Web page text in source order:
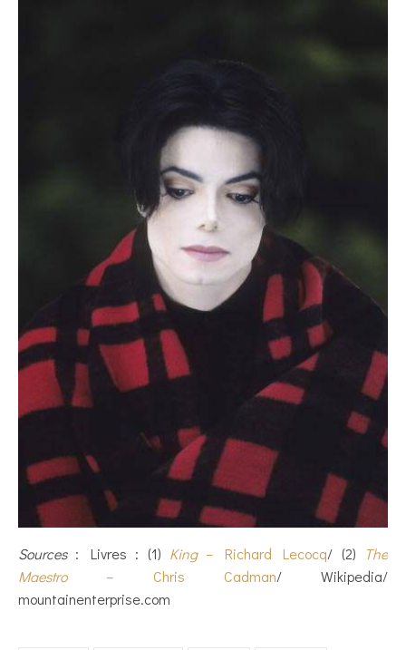
Sources: Livres : (1) King– Richard Lecocq/ (2)
The
Maestro– Chris Cadman/ Wikipedia/
mountainenterprise.com